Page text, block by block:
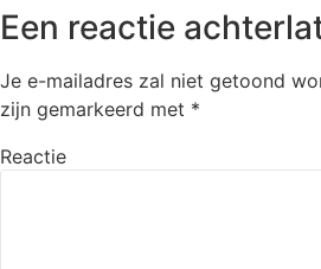
Een reactie
Je e-mailadres zal niet getoond
zijn gemarkeerd met *
Reactie